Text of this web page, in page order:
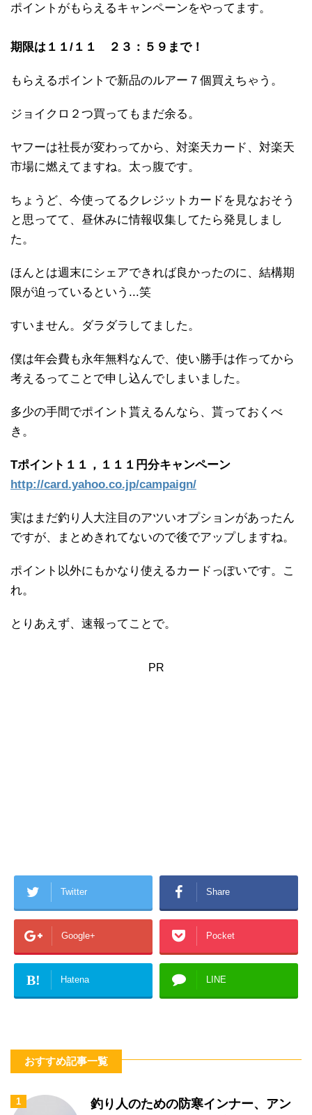
ポイントがもらえるキャンペーンをやってます。
期限は１１/１１ ２３：５９まで！
もらえるポイントで新品のルアー７個買えちゃう。
ジョイクロ２つ買ってもまだ余る。
ヤフーは社長が変わってから、対楽天カード、対楽天
市場に燃えてますね。太っ腹です。
ちょうど、今使ってるクレジットカードを見なおそう
と思ってて、昼休みに情報収集してたら発見しまし
た。
ほんとは週末にシェアできれば良かったのに、結構期
限が迫っているという...笑
すいません。ダラダラしてました。
僕は年会費も永年無料なんで、使い勝手は作ってから
考えるってことで申し込んでしまいました。
多少の手間でポイント貰えるんなら、貰っておくべ
き。
Tポイント１１，１１１円分キャンペーン
http://card.yahoo.co.jp/campaign/
実はまだ釣り人大注目のアツいオプションがあったん
ですが、まとめきれてないので後でアップしますね。
ポイント以外にもかなり使えるカードっぽいです。こ
れ。
とりあえず、速報ってことで。
PR
Twitter Share
Google+ Pocket
B! Hatena LINE
おすすめ記事一覧
1
釣り人のための防寒インナー、アン